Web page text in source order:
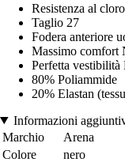
Resistenza al
Taglio 27
Fodera anteriore
Massimo comfort
Perfetta vestibilità
80% Poliammide
20% Elastan
Informazioni
Marchio
Arena
Colore
nero